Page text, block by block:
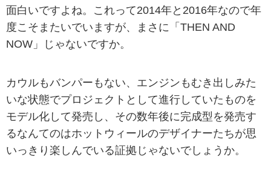
面白いですよね。これって2014年と2016年なので年
度こそまたいでいますが、まさに「THEN AND
NOW」じゃないですか。
カウルもバンパーもない、エンジンもむき出しみた
いな状態でプロジェクトとして進行していたものを
モデル化して発売し、その数年後に完成型を発売す
るなんてのはホットウィールのデザイナーたちが思
いっきり楽しんでいる証拠じゃないでしょうか。